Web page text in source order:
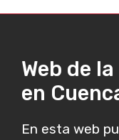
Web de
en
En esta web